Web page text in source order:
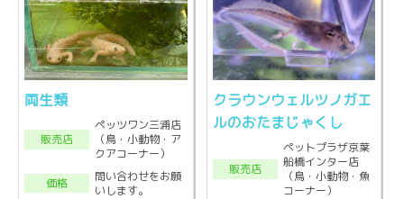
両生類
販売店
ペッツワン三浦店
（鳥・小動物・ア
クアコーナー）
価格
問い合わせをお願
いします。
クラウンウェルツノガエ
ルのおたまじゃくし
販売店
ペットプラザ京葉
船橋インター店
（鳥・小動物・魚
コーナー）